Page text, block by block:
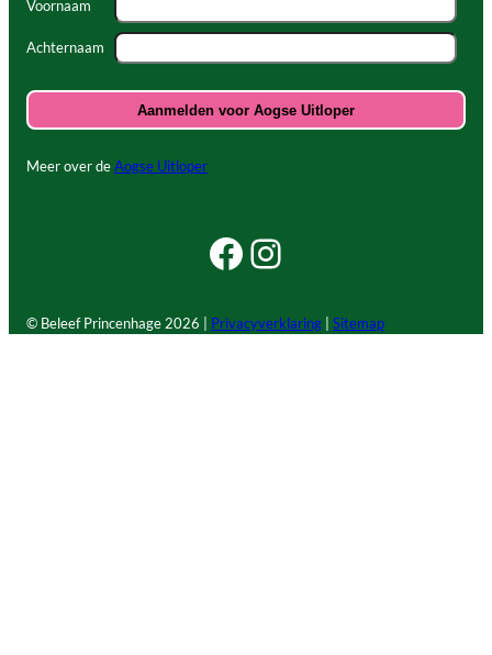
Voornaam
Achternaam
Meer over deAogse Uitloper
Facebook Beleef Princenhage
Instagram Beleef Princenhage
© Beleef Princenhage 2026 | Privacyverklaring Sitemap